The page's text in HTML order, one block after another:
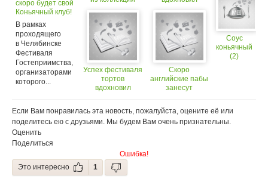
скоро будет свой
Коньячный клуб!
В рамках
проходящего
в Челябинске
Фестиваля
Гостеприимства,
организаторами
которого...
блог — проще
простого!
Успех фестиваля
тортов
вдохновил
фестиваля
гостеприимствa
фестиваля
гостеприимствa
Скоро
английские пабы
занесут
Соус
коньячный
(2)
Если Вам понравилась эта новость, пожалуйста, оцените её или
поделитесь ею с друзьями. Мы будем Вам очень признательны.
Оценить
Поделиться
Ошибка!
Это интересно
1